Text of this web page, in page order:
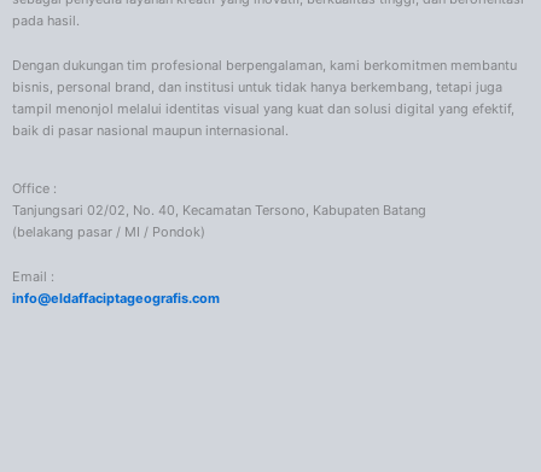
pada hasil.
Dengan dukungan tim profesional berpengalaman, kami berkomitmen membantu
bisnis, personal brand, dan institusi untuk tidak hanya berkembang, tetapi juga
tampil menonjol melalui identitas visual yang kuat dan solusi digital yang efektif,
baik di pasar nasional maupun internasional.
Office :
Tanjungsari 02/02, No. 40, Kecamatan Tersono, Kabupaten Batang
(belakang pasar / MI / Pondok)
Email :
info@eldaffaciptageografis.com